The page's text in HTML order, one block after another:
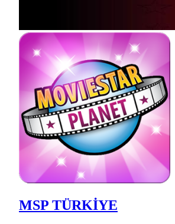
MSP TÜRKİYE